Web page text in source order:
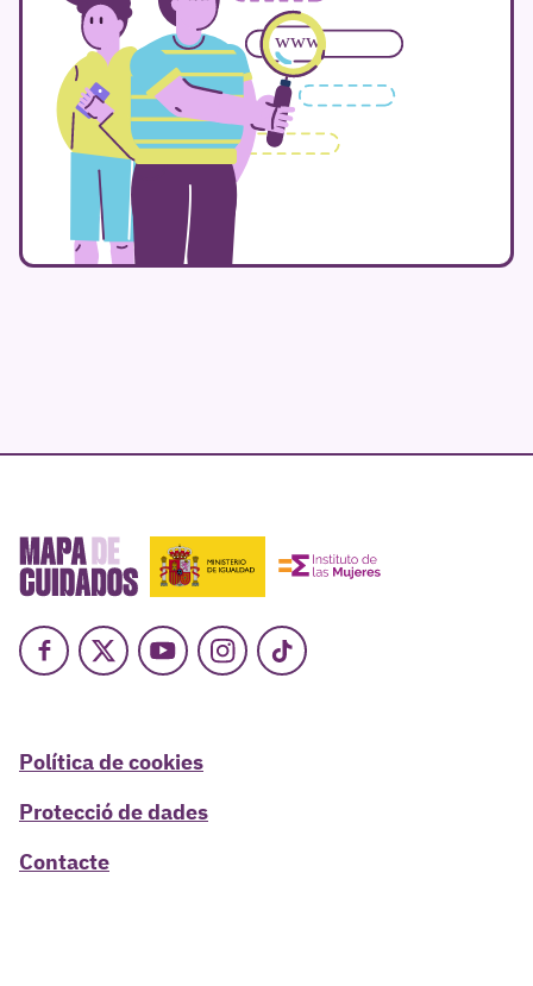
Facebook
X YoutubeInstagram
TikTok
Política de cookies
Protecció de dades
Contacte